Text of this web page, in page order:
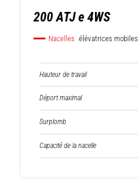
200 ATJ e 4WS
Nacelles élévatrices mobiles
Hauteur de travail
Déport maximal
Surplomb
Capacité de la nacelle